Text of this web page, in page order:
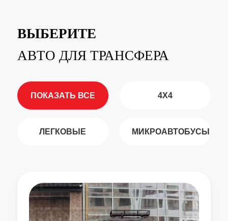
ВЫБЕРИТЕ
АВТО ДЛЯ ТРАНСФЕРА
ПОКАЗАТЬ ВСЕ 4X4
ЛЕГКОВЫЕ МИКРОАВТОБУСЫ